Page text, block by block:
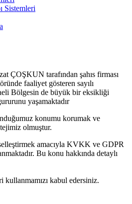
Sistemleri
ÇOŞKUN tarafından şahıs firması
faaliyet gösteren sayılı
Bölgesin de büyük bir eksikliği
yaşamaktadır
konumu korumak ve
olmuştur.
amacıyla KVKK ve GDPR
Bu konu hakkında detaylı
kullanmamızı kabul edersiniz.